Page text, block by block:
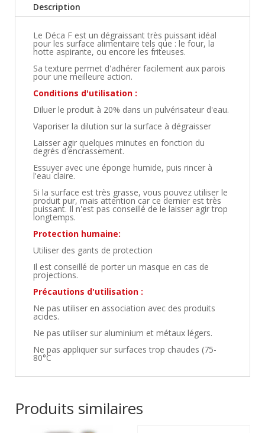
Description
Le Déca F est un dégraissant très puissant idéal
pour les surface alimentaire tels que : le four, la
hotte aspirante, ou encore les friteuses.
Sa texture permet d'adhérer facilement aux parois
pour une meilleure action.
Conditions d'utilisation :
Diluer le produit à 20% dans un pulvérisateur d'eau.
Vaporiser la dilution sur la surface à dégraisser
Laisser agir quelques minutes en fonction du
degrés d'encrassement.
Essuyer avec une éponge humide, puis rincer à
l'eau claire.
Si la surface est très grasse, vous pouvez utiliser le
produit pur, mais attention car ce dernier est très
puissant. Il n'est pas conseillé de le laisser agir trop
longtemps.
Protection humaine:
Utiliser des gants de protection
Il est conseillé de porter un masque en cas de
projections.
Précautions d'utilisation :
Ne pas utiliser en association avec des produits
acides.
Ne pas utiliser sur aluminium et métaux légers.
Ne pas appliquer sur surfaces trop chaudes (75-
80°C
Produits similaires